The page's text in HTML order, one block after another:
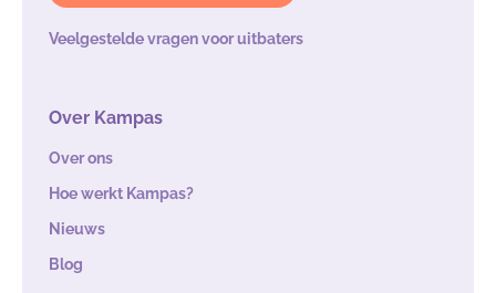
Veelgestelde vragen voor uitbaters
Over Kampas
Over ons
Hoe werkt Kampas?
Nieuws
Blog